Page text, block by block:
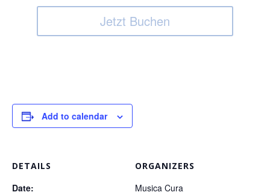
Jetzt Buchen
Add to calendar
DETAILS
Date:
ORGANIZERS
Musica Cura